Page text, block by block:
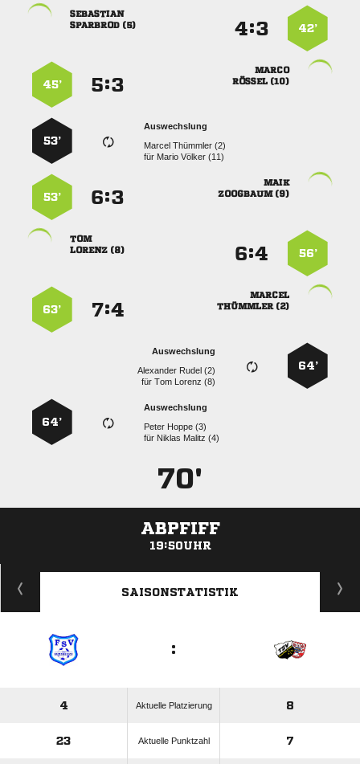
42’
:

 

 
:
45’
Auswechslung
  
für   
53’

 
:
53’
56’
:

 

 
:
63’
64’
Auswechslung
  
für  
Auswechslung
  
für   
64’
70'
ABPFIFF
19:50UHR
ANZEIGE
SAISONSTATISTIK
:
4 Aktuelle Platzierung 8
23 Aktuelle Punktzahl 7